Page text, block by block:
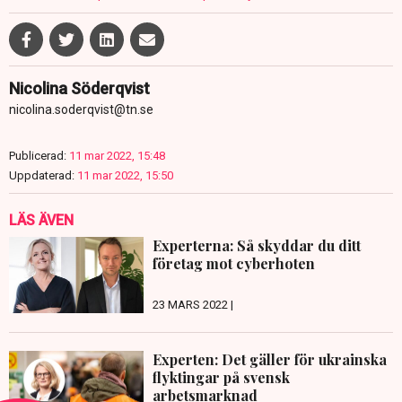
Nicolina Söderqvist
nicolina.soderqvist@tn.se
Publicerad: 11 mar 2022, 15:48
Uppdaterad: 11 mar 2022, 15:50
LÄS ÄVEN
Experterna: Så skyddar du ditt
företag mot cyberhoten
23 MARS 2022 |
Experten: Det gäller för ukrainska
flyktingar på svensk
arbetsmarknad